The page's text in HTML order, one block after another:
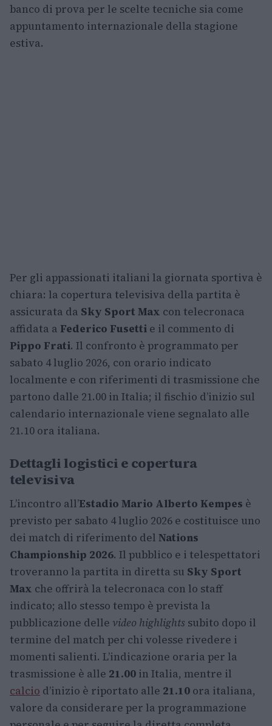
banco di prova per le scelte tecniche sia come
appuntamento internazionale della stagione
estiva.
Per gli appassionati italiani la giornata sportiva è
chiara: la copertura televisiva della partita è
assicurata da Sky Sport Max con telecronaca
affidata a Federico Fusetti e il commento di
Pippo Frati. Il confronto è programmato per
sabato 4 luglio 2026, con orario indicato
localmente e con riferimenti di trasmissione che
partono dalle 21.00 in Italia; il fischio d’inizio sul
calendario internazionale viene segnalato alle
21.10 ora italiana.
Dettagli logistici e copertura
televisiva
L’incontro all’Estadio Mario Alberto Kempes è
previsto per sabato 4 luglio 2026 e costituisce uno
dei match di riferimento del Nations
Championship 2026. Il pubblico e i telespettatori
troveranno la partita in diretta su Sky Sport
Max che offrirà la telecronaca con lo staff
indicato; allo stesso tempo è prevista la
pubblicazione delle video highlights subito dopo il
termine del match per chi volesse rivedere i
momenti salienti. L’indicazione oraria per la
trasmissione è alle 21.00 in Italia, mentre il
calcio d’inizio è riportato alle 21.10 ora italiana,
valore da considerare per la programmazione